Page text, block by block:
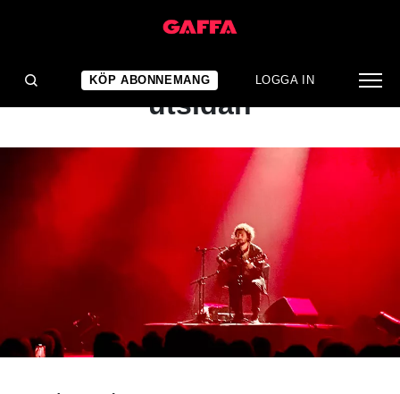
KÖP ABONNEMANG LOGGA IN
KONSERTRECENSION
Varenda känsla på
utsidan